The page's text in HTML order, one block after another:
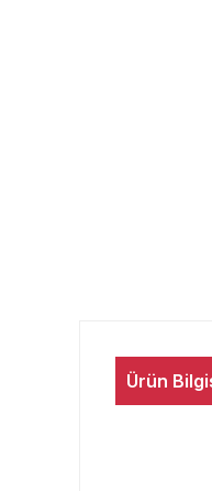
Ürün